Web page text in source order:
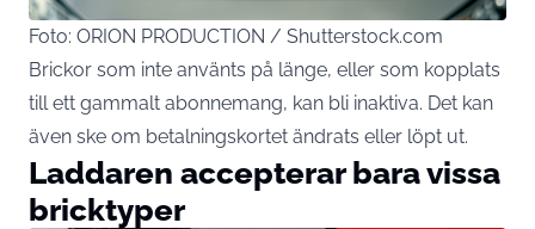
Foto: ORION PRODUCTION / Shutterstock.com
Brickor som inte använts på länge, eller som kopplats
till ett gammalt abonnemang, kan bli inaktiva. Det kan
även ske om betalningskortet ändrats eller löpt ut.
Laddaren accepterar bara vissa
bricktyper